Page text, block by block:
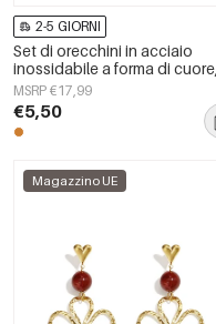
2-5 GIORNI
Set di orecchini in acciaio
inossidabile a forma di cuore,
serie Simple, gioielli da donna.
MSRP €17,99
€5,50
Magazzino UE